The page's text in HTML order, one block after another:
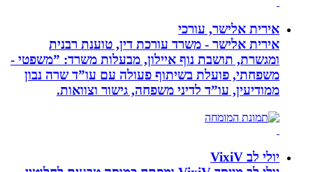
אירית אלישר, עורכי
אירית אלישר - משרד עורכת דין, טוענת רבנית
ומגשרת, תושבת נוף איילון, מבעלות משרד: ”משפטי -
משפחתי, פועלת בשיתוף פעולה עם עו”ד שרה נבון
ממודיעין, עו”ד לדיני משפחה, גישור וצוואות.
יולי לב VixiV